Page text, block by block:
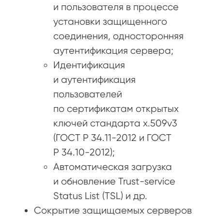
и пользователя в процессе
установки защищенного
соединения, односторонняя
аутентификация сервера;
Идентификация
и аутентификация
пользователей
по сертификатам открытых
ключей стандарта x.509v3
(ГОСТ Р 34.11-2012 и ГОСТ
Р 34.10-2012);
Автоматическая загрузка
и обновление Trust-service
Status List (TSL) и др.
Сокрытие защищаемых серверов